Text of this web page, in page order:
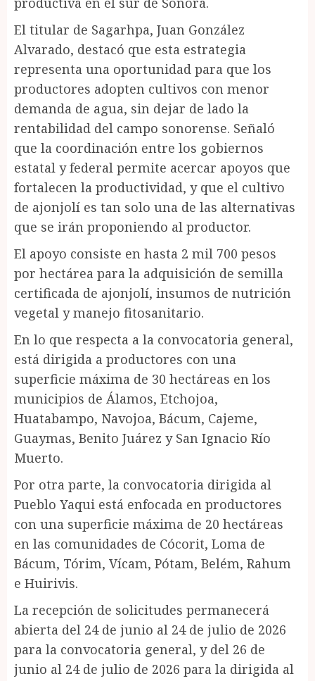
El titular de Sagarhpa, Juan González
Alvarado, destacó que esta estrategia
representa una oportunidad para que los
productores adopten cultivos con menor
demanda de agua, sin dejar de lado la
rentabilidad del campo sonorense. Señaló
que la coordinación entre los gobiernos
estatal y federal permite acercar apoyos que
fortalecen la productividad, y que el cultivo
de ajonjolí es tan solo una de las alternativas
que se irán proponiendo al productor.
El apoyo consiste en hasta 2 mil 700 pesos
por hectárea para la adquisición de semilla
certificada de ajonjolí, insumos de nutrición
vegetal y manejo fitosanitario.
En lo que respecta a la convocatoria general,
está dirigida a productores con una
superficie máxima de 30 hectáreas en los
municipios de Álamos, Etchojoa,
Huatabampo, Navojoa, Bácum, Cajeme,
Guaymas, Benito Juárez y San Ignacio Río
Muerto.
Por otra parte, la convocatoria dirigida al
Pueblo Yaqui está enfocada en productores
con una superficie máxima de 20 hectáreas
en las comunidades de Cócorit, Loma de
Bácum, Tórim, Vícam, Pótam, Belém, Rahum
e Huirivis.
La recepción de solicitudes permanecerá
abierta del 24 de junio al 24 de julio de 2026
para la convocatoria general, y del 26 de
junio al 24 de julio de 2026 para la dirigida al